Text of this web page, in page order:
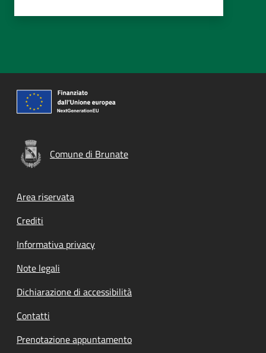
Comune di Brunate
Footer menu
Area riservata
Crediti
Informativa privacy
Note legali
Dichiarazione di accessibilità
Contatti
Prenotazione appuntamento